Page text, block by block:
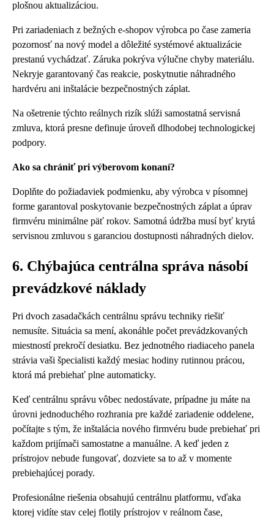
plošnou aktualizáciou.
Pri zariadeniach z bežných e-shopov výrobca po čase zameria
pozornosť na nový model a dôležité systémové aktualizácie
prestanú vychádzať. Záruka pokrýva výlučne chyby materiálu.
Nekryje garantovaný čas reakcie, poskytnutie náhradného
hardvéru ani inštalácie bezpečnostných záplat.
Na ošetrenie týchto reálnych rizík slúži samostatná servisná
zmluva, ktorá presne definuje úroveň dlhodobej technologickej
podpory.
Ako sa chrániť pri výberovom konaní?
Doplňte do požiadaviek podmienku, aby výrobca v písomnej
forme garantoval poskytovanie bezpečnostných záplat a úprav
firmvéru minimálne päť rokov. Samotná údržba musí byť krytá
servisnou zmluvou s garanciou dostupnosti náhradných dielov.
6. Chýbajúca centrálna správa násobí
prevádzkové náklady
Pri dvoch zasadačkách centrálnu správu techniky riešiť
nemusíte. Situácia sa mení, akonáhle počet prevádzkovaných
miestností prekročí desiatku. Bez jednotného riadiaceho panela
strávia vaši špecialisti každý mesiac hodiny rutinnou prácou,
ktorá má prebiehať plne automaticky.
Keď centrálnu správu vôbec nedostávate, prípadne ju máte na
úrovni jednoduchého rozhrania pre každé zariadenie oddelene,
počítajte s tým, že inštalácia nového firmvéru bude prebiehať pri
každom prijímači samostatne a manuálne. A keď jeden z
prístrojov nebude fungovať, dozviete sa to až v momente
prebiehajúcej porady.
Profesionálne riešenia obsahujú centrálnu platformu, vďaka
ktorej vidíte stav celej flotily prístrojov v reálnom čase,